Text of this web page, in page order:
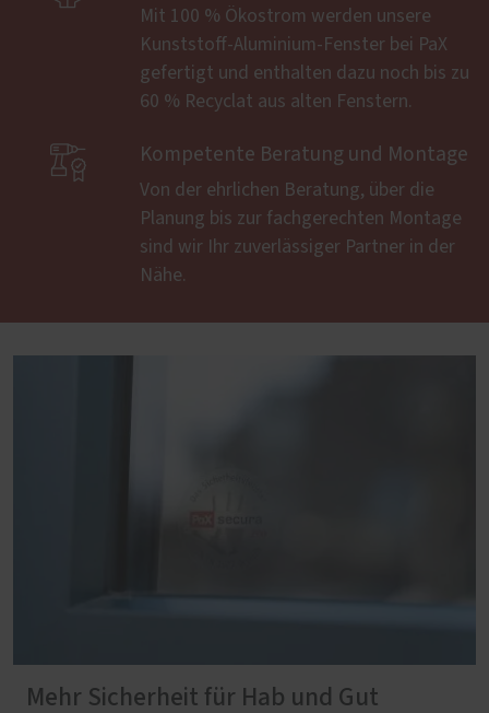
Mit 100 % Ökostrom werden unsere
Kunststoff-Aluminium-Fenster bei PaX
gefertigt und enthalten dazu noch bis zu
60 % Recyclat aus alten Fenstern.
 Kompetente Beratung und Montage
Von der ehrlichen Beratung, über die
Planung bis zur fachgerechten Montage
sind wir Ihr zuverlässiger Partner in der
Nähe.
Mehr Sicherheit für Hab und Gut